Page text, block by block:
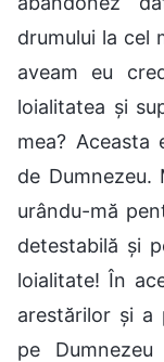
drumului la cel
aveam eu
loialitatea și
mea?
de Dumnezeu.
urându-mă
detestabilă și
loialitate! În
arestărilor și a
pe